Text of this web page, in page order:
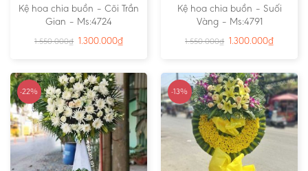
Kệ hoa chia buồn – Cõi Trần
Gian – Ms:4724
1.550.000₫ 1.300.000₫
Kệ hoa chia buồn – Suối
Vàng – Ms:4791
1.550.000₫ 1.300.000₫
-22% -13%